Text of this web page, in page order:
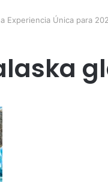
Experiencia Única para